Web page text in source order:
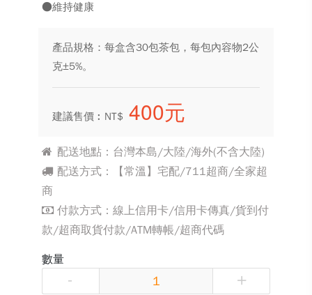
●維持健康
產品規格：每盒含30包茶包，每包內容物2公
克±5%。
建議售價︰NT$ 400元
配送地點：台灣本島/大陸/海外(不含大陸)
配送方式：【常溫】宅配/711超商/全家超
商
付款方式：線上信用卡/信用卡傳真/貨到付
款/超商取貨付款/ATM轉帳/超商代碼
數量
- +